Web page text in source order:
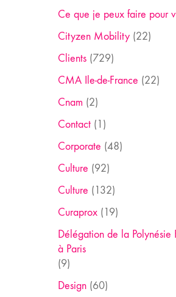
Ce que je peux faire pour
Cityzen Mobility(22)
Clients(729)
CMA Ile-de-France (22)
Cnam (2)
Contact(1)
Corporate (48)
Culture (92)
Culture (132)
Curaprox(19)
Délégation de la Polynésie
à Paris
(9)
Design(60)